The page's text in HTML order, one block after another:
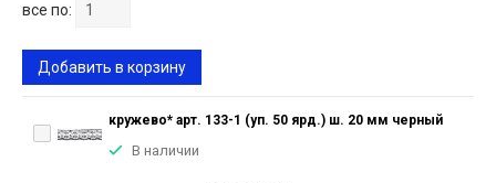
все по:
Добавить в корзину
кружево* арт. 133-1 (уп. 50 ярд.) ш. 20 мм черный
В наличии